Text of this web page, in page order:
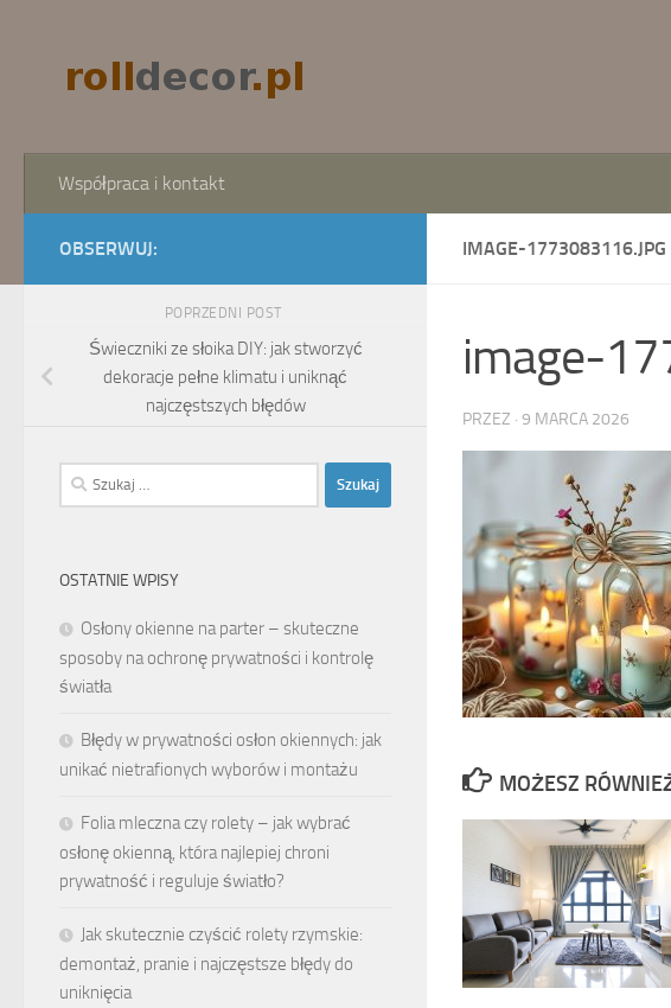
Współpraca i kontakt
IMAGE-1773083116.JPG
image-
PRZEZ · 9 MARCA 2026
MOŻESZ
OBSERWUJ:
POPRZEDNI POST
Świeczniki ze słoika DIY: jak stworzyć
dekoracje pełne klimatu i uniknąć
najczęstszych błędów
Szukaj:
OSTATNIE WPISY
Osłony okienne na parter – skuteczne
sposoby na ochronę prywatności i kontrolę
światła
Błędy w prywatności osłon okiennych: jak
unikać nietrafionych wyborów i montażu
Folia mleczna czy rolety – jak wybrać
osłonę okienną, która najlepiej chroni
prywatność i reguluje światło?
Jak skutecznie czyścić rolety rzymskie:
demontaż, pranie i najczęstsze błędy do
uniknięcia